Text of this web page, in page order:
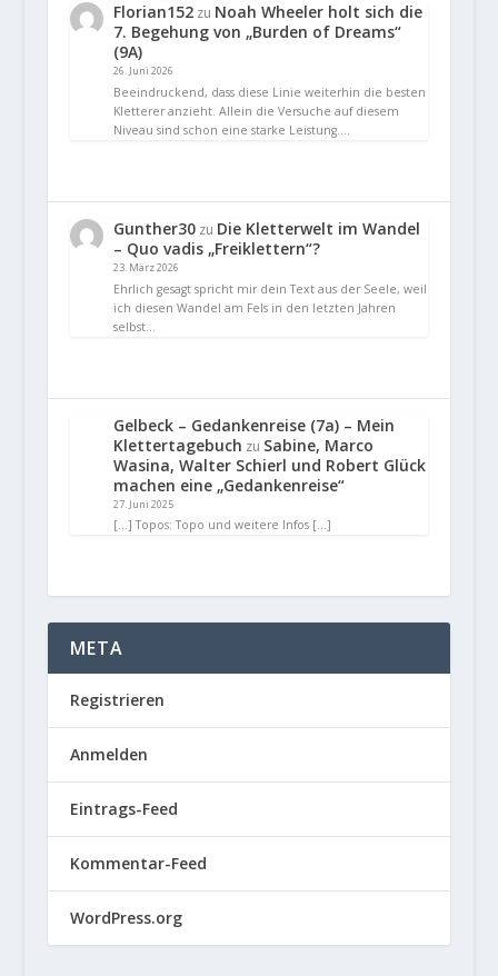
Florian152zu Noah Wheeler holt sich die
7. Begehung von „Burden of Dreams“
(9A)
26. Juni 2026
Beeindruckend, dass diese Linie weiterhin die besten
Kletterer anzieht. Allein die Versuche auf diesem
Niveau sind schon eine starke Leistung.…
Gunther30zu Die Kletterwelt im Wandel
– Quo vadis „Freiklettern“?
23. März 2026
Ehrlich gesagt spricht mir dein Text aus der Seele, weil
ich diesen Wandel am Fels in den letzten Jahren
selbst…
Gelbeck – Gedankenreise (7a) – Mein
Klettertagebuch zu Sabine, Marco
Wasina, Walter Schierl und Robert Glück
machen eine „Gedankenreise“
27. Juni 2025
[…] Topos: Topo und weitere Infos […]
META
Registrieren
Anmelden
Eintrags-Feed
Kommentar-Feed
WordPress.org